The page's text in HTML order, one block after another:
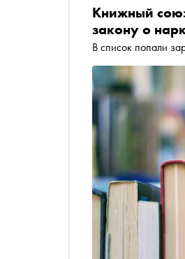
Книжный
закону о
В список попали